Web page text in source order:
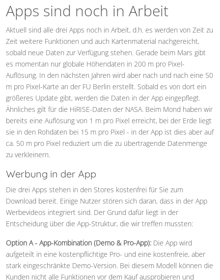
Apps sind noch in Arbeit
Aktuell sind alle drei Apps noch in Arbeit, d.h. es werden von Zeit zu
Zeit weitere Funktionen und auch Kartenmaterial nachgereicht,
sobald neue Daten zur Verfügung stehen. Gerade beim Mars gibt
es momentan nur globale Höhendaten in 200 m pro Pixel-
Auflösung. In den nächsten Jahren wird aber nach und nach eine 50
m pro Pixel-Karte an der FU Berlin erstellt. Sobald es von dort ein
größeres Update gibt, werden die Daten in der App eingepflegt.
Ähnliches gilt für die HiRISE-Daten der NASA. Beim Mond haben wir
bereits eine Auflösung von 1 m pro Pixel erreicht, bei der Erde liegt
sie in den Rohdaten bei 15 m pro Pixel - in der App ist dies aber auf
ca. 50 m pro Pixel reduziert um die zu übertragende Datenmenge
zu verkleinern.
Werbung in der App
Die drei Apps stehen in den Stores kostenfrei für Sie zum
Download bereit. Einige Nutzer stören sich daran, dass in der App
Werbevideos integriert sind. Der Grund dafür liegt in der
Entscheidung über die App-Struktur, die wir treffen mussten:
Option A - App-Kombination (Demo & Pro-App): Die App wird
aufgeteilt in eine kostenpflichtige Pro- und eine kostenfreie, aber
stark eingeschränkte Demo-Version. Bei diesem Modell können die
Kunden nicht alle Funktionen vor dem Kauf ausprobieren und